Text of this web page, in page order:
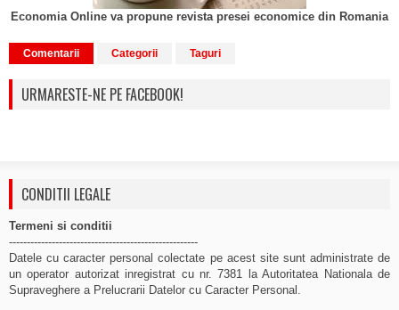
Economia Online va propune revista presei economice din Romania
Comentarii Categorii Taguri
URMARESTE-NE PE FACEBOOK!
CONDITII LEGALE
Termeni si conditii
-----------------------------------------------------
Datele cu caracter personal colectate pe acest site sunt administrate de
un operator autorizat inregistrat cu nr. 7381 la Autoritatea Nationala de
Supraveghere a Prelucrarii Datelor cu Caracter Personal.